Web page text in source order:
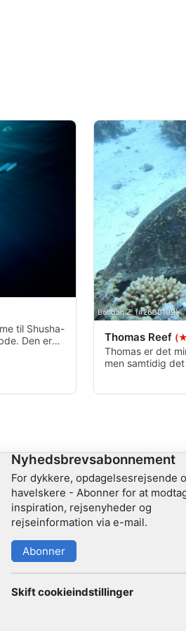
til Shusha-
Den er
Bohdan Z. (#2630109)
Thomas Reef
Thomas er det
men samtidig
Nyhedsbrevsabonnement
For dykkere, opdagelsesrejsende
havelskere - Abonner for at
inspiration, rejsenyheder og
rejseinformation via e-mail.
Abonner
Skift cookieindstillinger